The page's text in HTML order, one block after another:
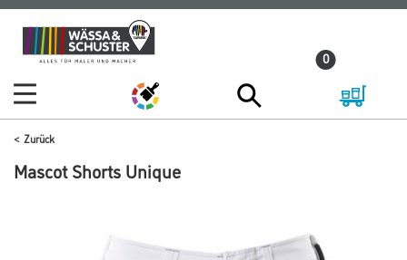
Zum
Inhalt
Zum
Navigationsmenü
0
Zurück
Mascot Shorts Unique